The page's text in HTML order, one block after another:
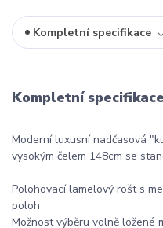
Kompletní specifikace
Kompletní specifikace
Moderní luxusní nadčasová
vysokým čelem 148cm se
Polohovací lamelový rošt s
poloh
Možnost výběru volně ložené